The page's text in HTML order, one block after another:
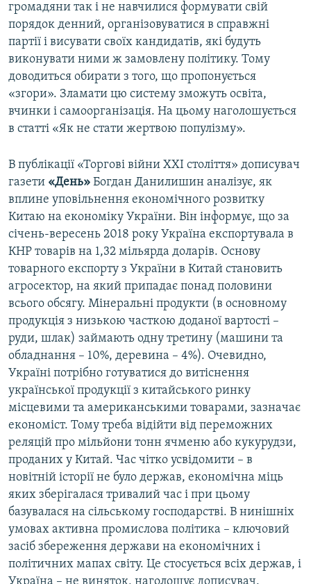
громадяни так і не навчилися формувати свій
порядок денний, організовуватися в справжні
партії і висувати своїх кандидатів, які будуть
виконувати ними ж замовлену політику. Тому
доводиться обирати з того, що пропонується
«згори». Зламати цю систему зможуть освіта,
вчинки і самоорганізація. На цьому наголошується
в статті «Як не стати жертвою популізму».
В публікації «Торгові війни ХХІ століття» дописувач
газети «День» Богдан Данилишин аналізує, як
вплине уповільнення економічного розвитку
Китаю на економіку України. Він інформує, що за
січень-вересень 2018 року Україна експортувала в
КНР товарів на 1,32 мільярда доларів. Основу
товарного експорту з України в Китай становить
агросектор, на який припадає понад половини
всього обсягу. Мінеральні продукти (в основному
продукція з низькою часткою доданої вартості –
руди, шлак) займають одну третину (машини та
обладнання – 10%, деревина – 4%). Очевидно,
Україні потрібно готуватися до витіснення
української продукції з китайського ринку
місцевими та американськими товарами, зазначає
економіст. Тому треба відійти від переможних
реляцій про мільйони тонн ячменю або кукурудзи,
проданих у Китай. Час чітко усвідомити – в
новітній історії не було держав, економічна міць
яких зберігалася тривалий час і при цьому
базувалася на сільському господарстві. В нинішніх
умовах активна промислова політика – ключовий
засіб збереження держави на економічних і
політичних мапах світу. Це стосується всіх держав, і